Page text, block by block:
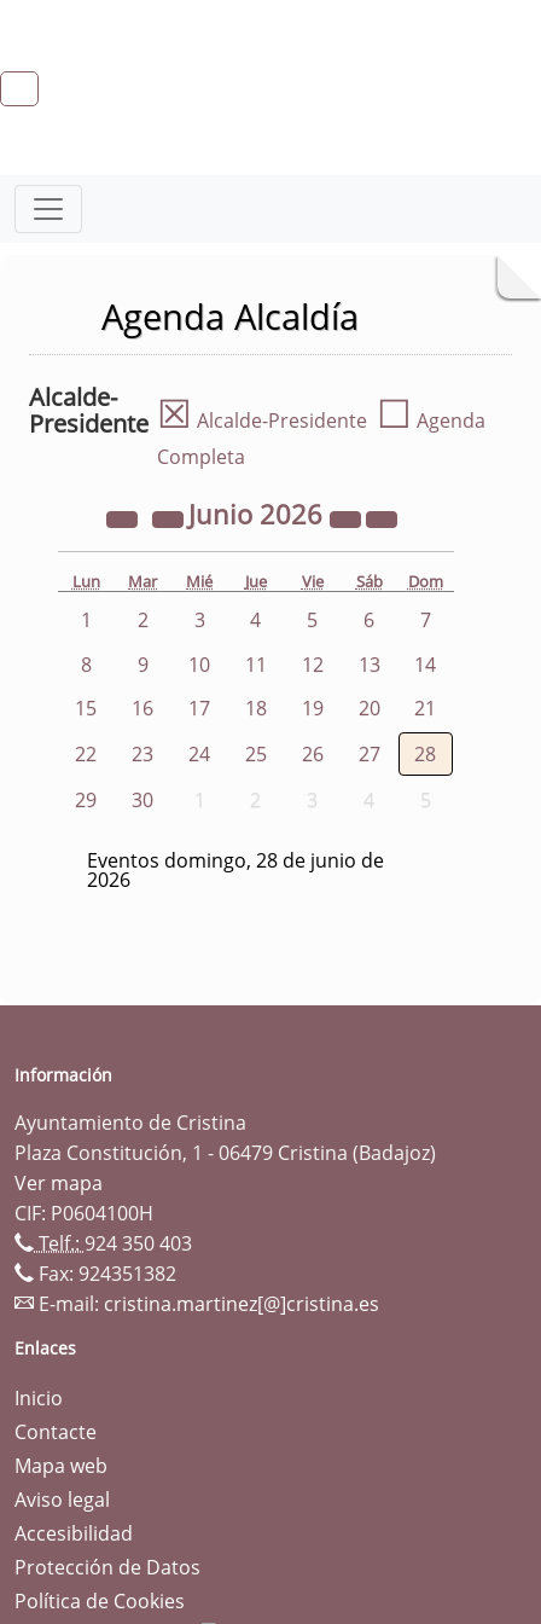
Agenda Alcaldía
Alcalde-
Presidente ☒ Alcalde-Presidente ☐ Agenda
Completa
Junio 2026
Lun Mar Mié Jue Vie Sáb Dom
1 2 3 4 5 6
7
8
9 10 11 12 13
14
15
16 17 18 19 20
21
22
23 24 25 26 27
28
29
30 1 2 3 4 5
Eventos domingo, 28 de junio de
2026
Información
Ayuntamiento de Cristina
Plaza Constitución, 1 - 06479 Cristina (Badajoz)
Ver mapa
CIF: P0604100H
Telf.: 924 350 403
Fax: 924351382
E-mail: cristina.martinez[@]cristina.es
Enlaces
Inicio
Contacte
Mapa web
Aviso legal
Accesibilidad
Protección de Datos
Política de Cookies